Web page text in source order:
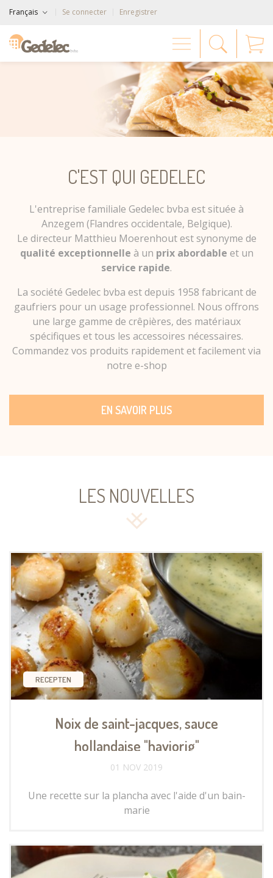
Français Se connecter Enregistrer
C'EST QUI GEDELEC
L'entreprise familiale Gedelec bvba est située à
Anzegem (Flandres occidentale, Belgique).
Le directeur Matthieu Moerenhout est synonyme de
qualité exceptionnelle à un prix abordable et un
service rapide.
La société Gedelec bvba est depuis 1958 fabricant de
gaufriers pour un usage professionnel. Nous offrons
une large gamme de crêpières, des matériaux
spécifiques et tous les accessoires nécessaires.
Commandez vos produits rapidement et facilement via
notre e-shop
EN SAVOIR PLUS
LES NOUVELLES
RECEPTEN
Noix de saint-jacques, sauce
hollandaise "haviorig"
01 NOV 2019
Une recette sur la plancha avec l'aide d'un bain-
marie